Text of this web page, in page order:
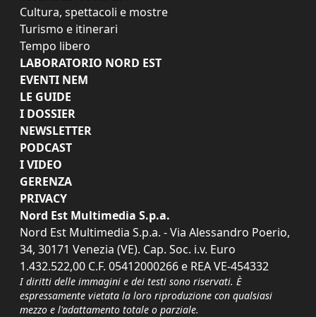
Cultura, spettacoli e mostre
Turismo e itinerari
Tempo libero
LABORATORIO NORD EST
EVENTI NEM
LE GUIDE
I DOSSIER
NEWSLETTER
PODCAST
I VIDEO
GERENZA
PRIVACY
Nord Est Multimedia S.p.a.
Nord Est Multimedia S.p.a. - Via Alessandro Poerio,
34, 30171 Venezia (VE). Cap. Soc. i.v. Euro
1.432.522,00 C.F. 05412000266 e REA VE-454332
I diritti delle immagini e dei testi sono riservati. È
espressamente vietata la loro riproduzione con qualsiasi
mezzo e l'adattamento totale o parziale.